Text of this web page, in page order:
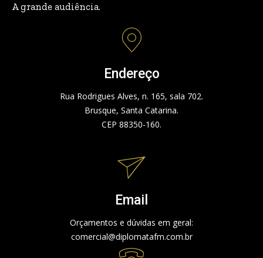
A grande audiência.
Endereço
Rua Rodrigues Alves, n. 165, sala 702.
Brusque, Santa Catarina.
CEP 88350-160.
Email
Orçamentos e dúvidas em geral:
comercial@diplomatafm.com.br